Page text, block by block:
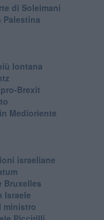
di Soleimani
Palestina
lontana
Brexit
Medioriente
israeliane
Bruxelles
Israele
ministro